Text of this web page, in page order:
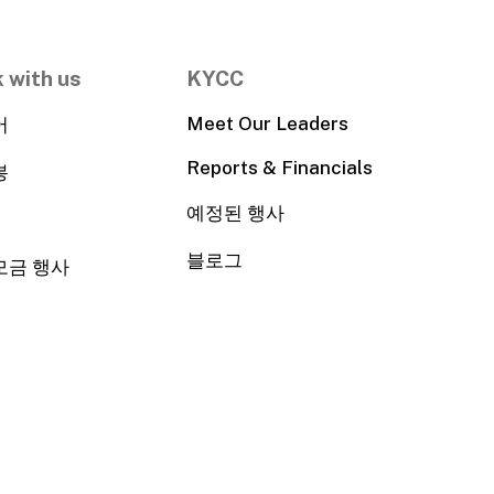
with us
금 행사
KYCC
Meet Our Leaders
Reports & Financials
예정된 행사
블로그